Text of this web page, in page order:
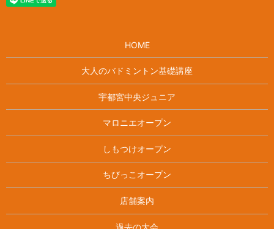
HOME
大人のバドミントン基礎講座
宇都宮中央ジュニア
マロニエオープン
しもつけオープン
ちびっこオープン
店舗案内
過去の大会